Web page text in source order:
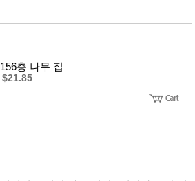
156층 나무 집
$21.85